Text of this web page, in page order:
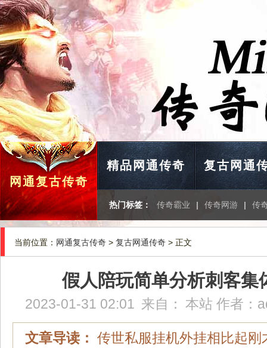
网通复古传奇
精品网通传奇 复古网通
热门标签： 传奇霸业 | 传奇网游 | 传
当前位置： 网通复古传奇 > 复古网通传奇 > 正文
假人陪玩简单分析刺客集
2023-01-31 02:01 来自： 本站 作者：
文章导读： 传世私服挂机外挂相比起刚